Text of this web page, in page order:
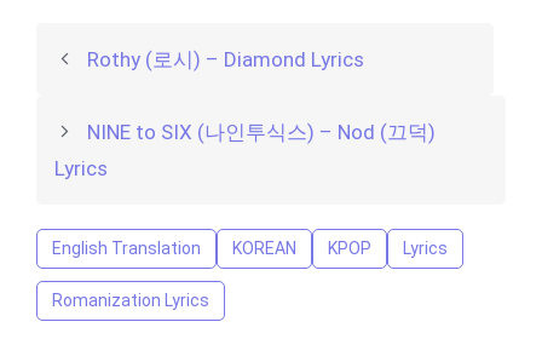
Rothy (로시) – Diamond Lyrics
NINE to SIX (나인투식스) – Nod (끄덕)
Lyrics
English Translation KOREAN KPOP Lyrics
Romanization Lyrics